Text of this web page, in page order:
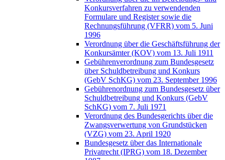
Konkursverfahren zu verwendenden
Formulare und Register sowie die
Rechnungsführung (VFRR) vom 5. Juni
1996
Verordnung über die Geschäftsführung der
Konkursämter (KOV) vom 13. Juli 1911
Gebührenverordnung zum Bundesgesetz
über Schuldbetreibung und Konkurs
(GebV SchKG) vom 23. September 1996
Gebührenordnung zum Bundesgesetz über
Schuldbetreibung und Konkurs (GebV
SchKG) vom 7. Juli 1971
Verordnung des Bundesgerichts über die
Zwangsverwertung von Grundstücken
(VZG) vom 23. April 1920
Bundesgesetz über das Internationale
Privatrecht (IPRG) vom 18. Dezember